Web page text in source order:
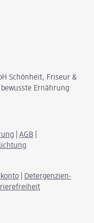
Schönheit, Friseur &
Ernährung
AGB
Detergenzien-